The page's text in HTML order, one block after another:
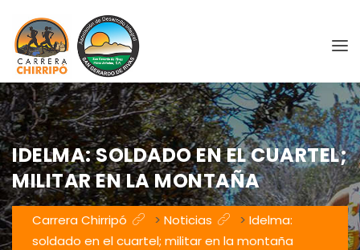
IDELMA: SOLDADO EN EL CUARTEL;
MILITAR EN LA MONTAÑA
Carrera Chirripó > Noticias > Idelma:
soldado en el cuartel; militar en la montaña